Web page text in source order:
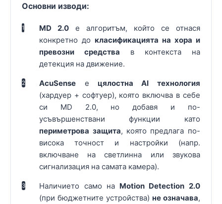
Основни изводи:
1 MD 2.0 е алгоритъм, който се отнася
конкретно до класификацията на хора и
превозни средства в контекста на
детекция на движение.
2 AcuSense е цялостна AI технология
(хардуер + софтуер), която включва в себе
си MD 2.0, но добавя и по-
усъвършенствани функции като
периметрова защита, която предлага по-
висока точност и настройки (напр.
включване на светлинна или звукова
сигнализация на самата камера).
3 Наличието само на Motion Detection 2.0
(при бюджетните устройства) не означава,